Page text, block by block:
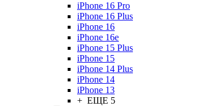
iPhone 16 Pro
iPhone 16 Plus
iPhone 16
iPhone 16e
iPhone 15 Plus
iPhone 15
iPhone 14 Plus
iPhone 14
iPhone 13
+ ЕЩЕ 5